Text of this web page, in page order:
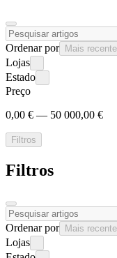
Ordenar por Mais
Lojas
Estado
Preço
0,00 € — 50 000,00 €
Filtros
Filtros
Ordenar por Mais
Lojas